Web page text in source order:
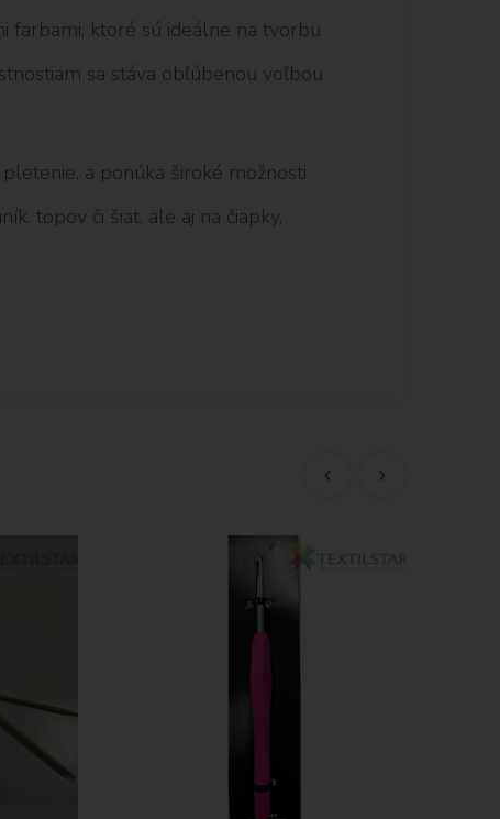
farbami, ktoré sú ideálne na tvorbu
sa stáva obľúbenou voľbou
a ponúka široké možnosti
topov či šiat, ale aj na čiapky,